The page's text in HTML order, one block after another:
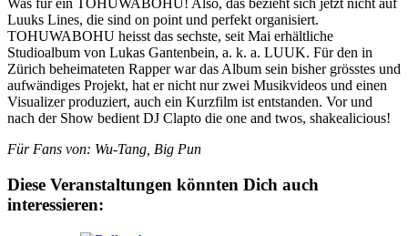
Was für ein TOHUWABOHU! Also, das bezieht sich jetzt nicht auf
Luuks Lines, die sind on point und perfekt organisiert.
TOHUWABOHU heisst das sechste, seit Mai erhältliche
Studioalbum von Lukas Gantenbein, a. k. a. LUUK. Für den in
Zürich beheimateten Rapper war das Album sein bisher grösstes und
aufwändiges Projekt, hat er nicht nur zwei Musikvideos und einen
Visualizer produziert, auch ein Kurzfilm ist entstanden. Vor und
nach der Show bedient DJ Clapto die one and twos, shakealicious!
Für Fans von: Wu-Tang, Big Pun
Diese Veranstaltungen könnten Dich auch
interessieren: